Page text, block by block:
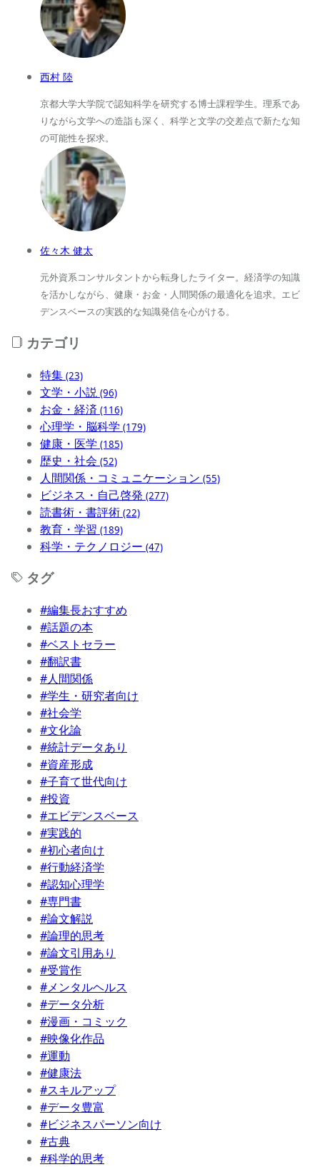
西村 陸
京都大学大学院で認知科学を研究する博士課程学生。理系であ
りながら文学への造詣も深く、科学と文学の交差点で新たな知
の可能性を探求。
佐々木 健太
元外資系コンサルタントから転身したライター。経済学の知識
を活かしながら、健康・お金・人間関係の最適化を追求。エビ
デンスベースの実践的な知識発信を心がける。
カテゴリ
特集 (23)
文学・小説 (96)
お金・経済 (116)
心理学・脳科学 (179)
健康・医学 (185)
歴史・社会 (52)
人間関係・コミュニケーション (55)
ビジネス・自己啓発 (277)
読書術・書評術 (22)
教育・学習 (189)
科学・テクノロジー (47)
タグ
#編集長おすすめ
#話題の本
#ベストセラー
#翻訳書
#人間関係
#学生・研究者向け
#社会学
#文化論
#統計データあり
#資産形成
#子育て世代向け
#投資
#エビデンスベース
#実践的
#初心者向け
#行動経済学
#認知心理学
#専門書
#論文解説
#論理的思考
#論文引用あり
#受賞作
#メンタルヘルス
#データ分析
#漫画・コミック
#映像化作品
#運動
#健康法
#スキルアップ
#データ豊富
#ビジネスパーソン向け
#古典
#科学的思考